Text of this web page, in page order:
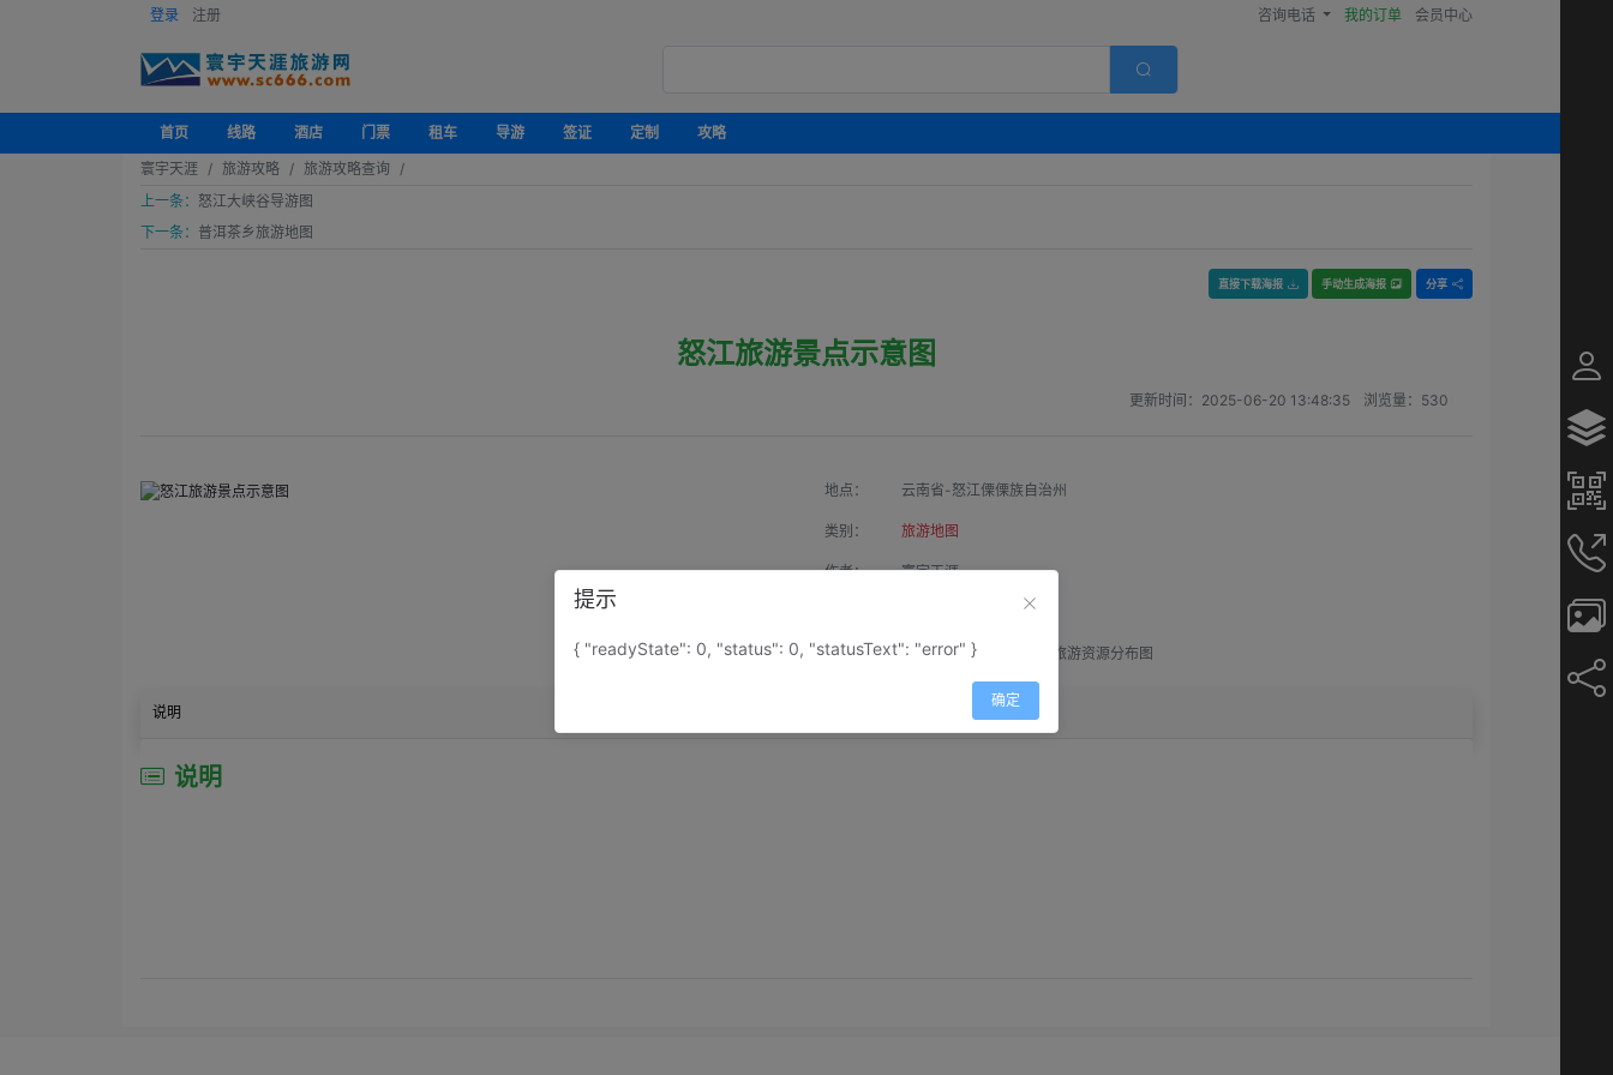
登录 注册 咨询电话 我的订单 会员中心
首页 线路 酒店 门票 租车 导游 签证 定制
攻略
寰宇天涯
旅游攻略
旅游攻略查询
上一条： 怒江大峡谷导游图
下一条： 普洱茶乡旅游地图
直接下载海报 手动生成海报 分享
怒江旅游景点示意图
更新时间： 2025-06-20 13:48:35 浏览量： 530
地点： 云南省-怒江傈傈族自治州
类别： 旅游地图
作者： 寰宇天涯
属性： 地图属性： 地图类型-旅游资源分布图
说明
说明
提示
{ "readyState": 0, "status": 0, "statusText": "error" }
确定